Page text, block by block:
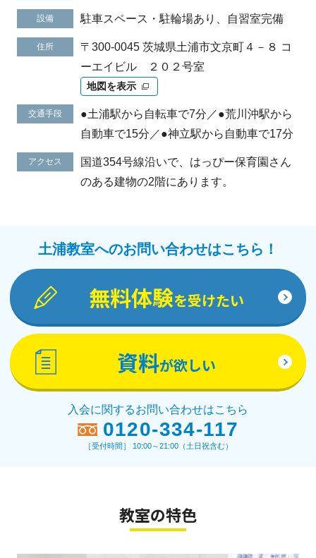
設備 駐車スペース・駐輪場あり、自習室完備
住所
〒300-0045 茨城県土浦市文京町４－８ コ
ーエイビル ２０２号室
地図を表示
交通手段
●土浦駅から自転車で7分／●荒川沖駅から
自動車で15分／●神立駅から自動車で17分
アクセス
国道354号線沿いで、はっぴー保育園さん
のある建物の2階にあります。
土浦教室へのお問い合わせはこちら！
無料体験を受けたい
資料が欲しい
入会に関するお問い合わせはこちら
0120-334-117
［受付時間］ 10:00～21:00（土日祝含む）
教室の特色